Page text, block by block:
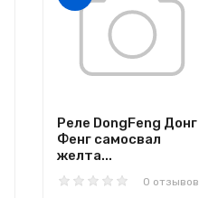
Реле DongFeng Донг
Фенг самосвал
желта...
0 отзывов